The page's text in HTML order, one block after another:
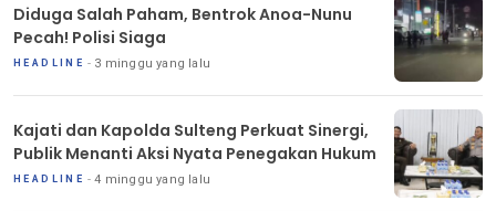
Diduga Salah Paham, Bentrok Anoa-Nunu
Pecah! Polisi Siaga
HEADLINE 3 minggu yang lalu
Kajati dan Kapolda Sulteng Perkuat Sinergi,
Publik Menanti Aksi Nyata Penegakan Hukum
HEADLINE 4 minggu yang lalu